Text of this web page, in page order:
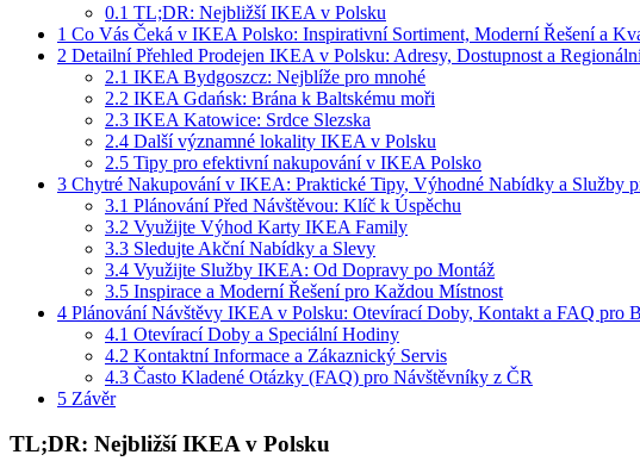
0.1 TL;DR: Nejbližší IKEA v Polsku
1 Co Vás Čeká v IKEA Polsko: Inspirativní Sortiment, Moderní Řešení a
2 Detailní Přehled Prodejen IKEA v Polsku: Adresy, Dostupnost a
2.1 IKEA Bydgoszcz: Nejblíže pro mnohé
2.2 IKEA Gdańsk: Brána k Baltskému moři
2.3 IKEA Katowice: Srdce Slezska
2.4 Další významné lokality IKEA v Polsku
2.5 Tipy pro efektivní nakupování v IKEA Polsko
3 Chytré Nakupování v IKEA: Praktické Tipy, Výhodné Nabídky a Služby
3.1 Plánování Před Návštěvou: Klíč k Úspěchu
3.2 Využijte Výhod Karty IKEA Family
3.3 Sledujte Akční Nabídky a Slevy
3.4 Využijte Služby IKEA: Od Dopravy po Montáž
3.5 Inspirace a Moderní Řešení pro Každou Místnost
4 Plánování Návštěvy IKEA v Polsku: Otevírací Doby, Kontakt a FAQ pro
4.1 Otevírací Doby a Speciální Hodiny
4.2 Kontaktní Informace a Zákaznický Servis
4.3 Často Kladené Otázky (FAQ) pro Návštěvníky z ČR
5 Závěr
TL;DR: Nejbližší IKEA v Polsku